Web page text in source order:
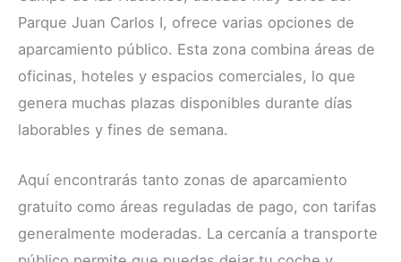
Parque Juan Carlos I, ofrece varias opciones de
aparcamiento público. Esta zona combina áreas de
oficinas, hoteles y espacios comerciales, lo que
genera muchas plazas disponibles durante días
laborables y fines de semana.
Aquí encontrarás tanto zonas de aparcamiento
gratuito como áreas reguladas de pago, con tarifas
generalmente moderadas. La cercanía a transporte